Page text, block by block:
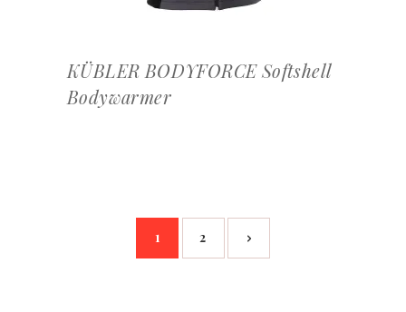
KÜBLER BODYFORCE Softshell
Bodywarmer
1 2